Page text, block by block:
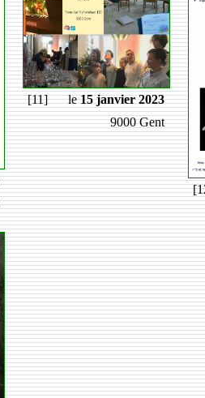
[11] le15 janvier 2023
9000 Gent